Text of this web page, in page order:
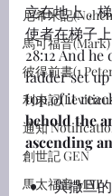
尼希米記
馬可福音(Mark)
彼得前書(1
利未記
通知
創世記 GEN
馬太福音 MAT
立在地上，
使者在梯子
28:12 And
ladder set
top of it
behold the
ascending
與撒旦